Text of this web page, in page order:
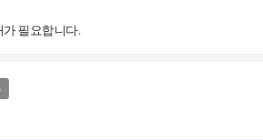
가 필요합니다.